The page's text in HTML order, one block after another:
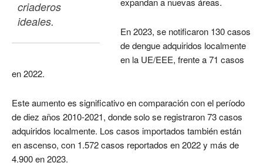
criaderos
ideales.
En 2023, se notificaron 130 casos
de dengue adquiridos localmente
en la UE/EEE, frente a 71 casos
en 2022.
Este aumento es significativo en comparación con el período
de diez años 2010-2021, donde solo se registraron 73 casos
adquiridos localmente. Los casos importados también están
en ascenso, con 1.572 casos reportados en 2022 y más de
4.900 en 2023.